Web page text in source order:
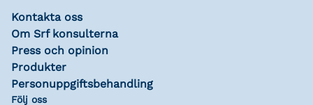
Kontakta oss
Om Srf konsulterna
Press och opinion
Produkter
Personuppgiftsbehandling
Följ oss